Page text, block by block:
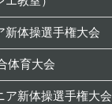
新体操選手権大会
体育大会
ア新体操選手権大会